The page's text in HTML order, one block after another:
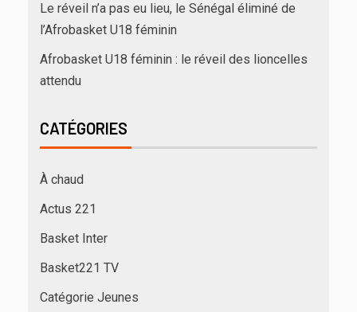
Le réveil n’a pas eu lieu, le Sénégal éliminé de
l’Afrobasket U18 féminin
Afrobasket U18 féminin : le réveil des lioncelles
attendu
CATÉGORIES
À chaud
Actus 221
Basket Inter
Basket221 TV
Catégorie Jeunes